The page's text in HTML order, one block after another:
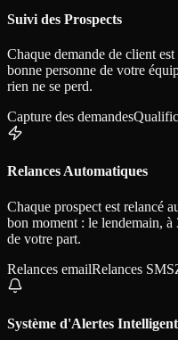
Suivi des Prospects
Chaque demande de client
bonne personne de votre
rien ne se perd.
Capture des demandes
Relances Automatiques
Chaque prospect est relancé
bon moment : le lendemain, à
de votre part.
Relances emailRelances SMS
Système d'Alertes Intelligent